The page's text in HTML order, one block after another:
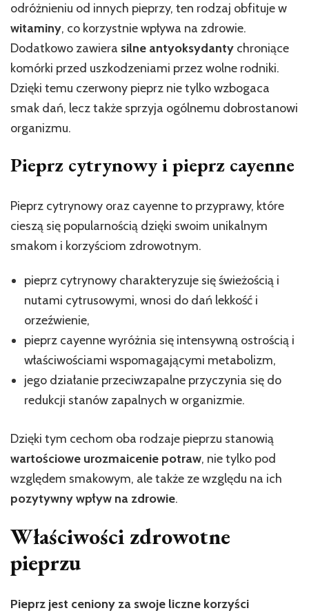
odróżnieniu od innych pieprzy, ten rodzaj obfituje w
witaminy, co korzystnie wpływa na zdrowie.
Dodatkowo zawiera silne antyoksydanty chroniące
komórki przed uszkodzeniami przez wolne rodniki.
Dzięki temu czerwony pieprz nie tylko wzbogaca
smak dań, lecz także sprzyja ogólnemu dobrostanowi
organizmu.
Pieprz cytrynowy i pieprz cayenne
Pieprz cytrynowy oraz cayenne to przyprawy, które
cieszą się popularnością dzięki swoim unikalnym
smakom i korzyściom zdrowotnym.
pieprz cytrynowy charakteryzuje się świeżością i
nutami cytrusowymi, wnosi do dań lekkość i
orzeźwienie,
pieprz cayenne wyróżnia się intensywną ostrością i
właściwościami wspomagającymi metabolizm,
jego działanie przeciwzapalne przyczynia się do
redukcji stanów zapalnych w organizmie.
Dzięki tym cechom oba rodzaje pieprzu stanowią
wartościowe urozmaicenie potraw, nie tylko pod
względem smakowym, ale także ze względu na ich
pozytywny wpływ na zdrowie.
Właściwości zdrowotne
pieprzu
Pieprz jest ceniony za swoje liczne korzyści